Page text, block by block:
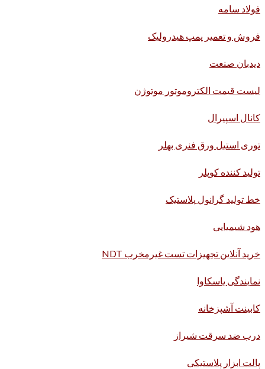
فولاد سامه
فروش و تعمیر پمپ هیدرولیک
دیدبان صنعت
لیست قیمت الکتروموتور موتوژن
کانال اسپیرال
توری استیل ورق فنری بهلر
تولید کننده کوپلر
خط تولید گرانول پلاستیک
هود شیمیایی
خرید آنلاین تجهیزات تست غیرمخرب NDT
نمایندگی یاسکاوا
کابینت آشپزخانه
درب ضد سرقت شیراز
پالت ابزار پلاستیکی